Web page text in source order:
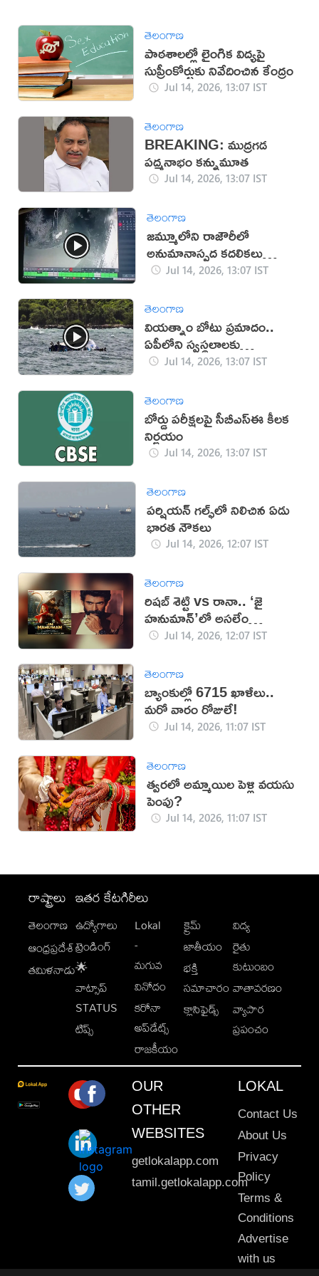
తెలంగాణ
పాఠశాలల్లో లైంగిక విద్యపై
సుప్రీంకోర్టుకు నివేదించిన కేంద్రం
Jul 14, 2026, 13:07 IST
తెలంగాణ
BREAKING: ముద్రగడ
పద్మనాభం కన్నుమూత
Jul 14, 2026, 13:07 IST
తెలంగాణ
జమ్మూలోని రాజౌరీలో
అనుమానాస్పద కదలికలు
(వీడియో)
Jul 14, 2026, 13:07 IST
తెలంగాణ
వియత్నాం బోటు ప్రమాదం..
ఏపీలోని స్వస్థలాలకు
మృతదేహాలు!
Jul 14, 2026, 13:07 IST
తెలంగాణ
బోర్డు పరీక్షలపై సీబీఎస్‌ఈ కీలక
నిర్ణయం
Jul 14, 2026, 13:07 IST
తెలంగాణ
పర్షియన్‌ గల్ఫ్‌లో నిలిచిన ఏడు
భారత నౌకలు
Jul 14, 2026, 12:07 IST
తెలంగాణ
రిషబ్ శెట్టి vs రానా.. ‘జై
హనుమాన్’లో అసలేం
జరుగుతుంది?
Jul 14, 2026, 12:07 IST
తెలంగాణ
బ్యాంకుల్లో 6715 ఖాళీలు..
మ‌రో వారం రోజులే!
Jul 14, 2026, 11:07 IST
తెలంగాణ
త్వరలో అమ్మాయిల పెళ్లి వయసు
పెంపు?
Jul 14, 2026, 11:07 IST
రాష్ట్రాలు
తెలంగాణ
ఆంధ్రప్రదేశ్
తమిళనాడు
ఇతర కేటగిరీలు
ఉద్యోగాలు
ట్రెండింగ్
🌟
వాట్సాప్
STATUS
టిప్స్
Lokal
-
మగువ
వినోదం
కరోనా
అప్‌డేట్స్
రాజకీయం
క్రైమ్
జాతీయం
భక్తి
సమాచారం
క్లాసిఫైడ్స్
విద్య
రైతు
కుటుంబం
వాతావరణం
వ్యాపార
ప్రపంచం
OUR
OTHER
WEBSITES
getlokalapp.com
tamil.getlokalapp.com
LOKAL
Contact Us
About Us
Privacy
Policy
Terms &
Conditions
Advertise
with us